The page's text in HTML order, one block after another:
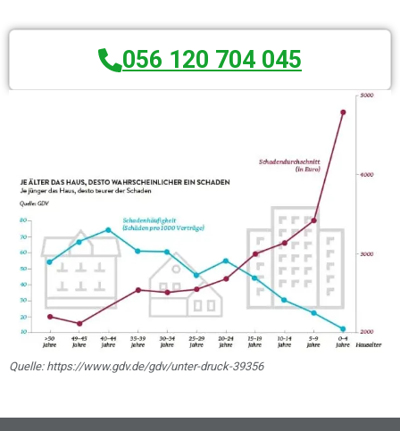
Quelle: https://www.gdv.de/gdv/unter-druck-39356
056 120 704 045